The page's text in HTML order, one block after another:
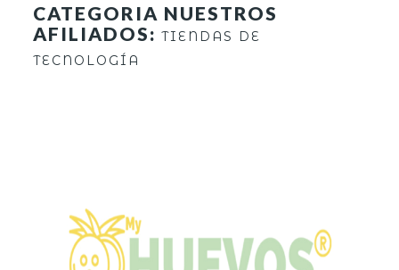
CATEGORIA NUESTROS
AFILIADOS:TIENDAS DE
TECNOLOGÍA